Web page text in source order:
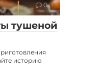
0
тушеной
историю